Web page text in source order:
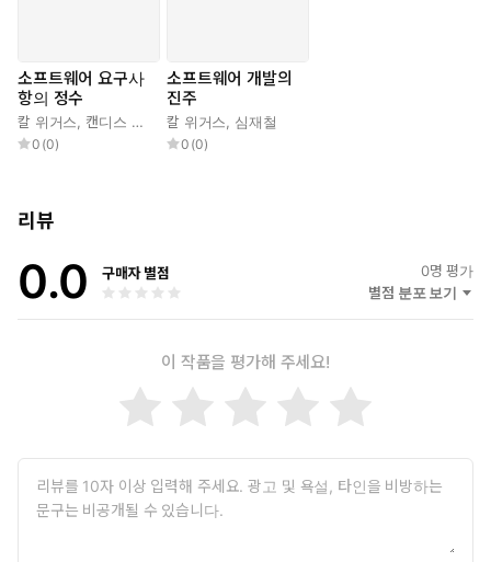
소프트웨어 요구사
항의 정수
칼 위거스, 캔디스 호캔슨 , 심재철
0 (0)
소프트웨어 개발의
진주
칼 위거스, 심재철
0 (0)
리뷰
0.0 구매자 별점 0명 평가
별점 분포 보기
이 작품을 평가해 주세요!